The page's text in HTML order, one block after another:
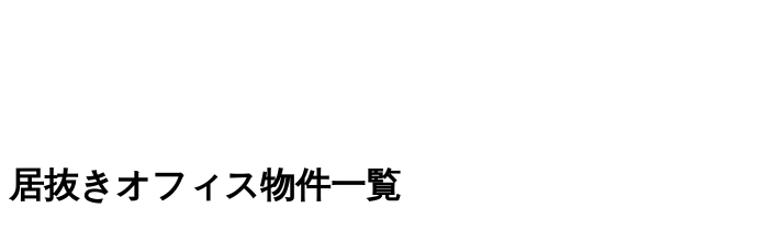
居抜きオフィス物件一覧